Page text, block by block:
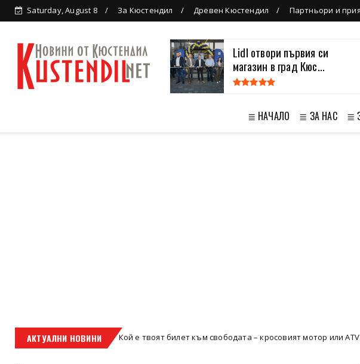
Saturday, August 8 За Кюстендил Древен Кюстендил Партньори и
Lidl отвори първия си
магазин в град Кюс...
≣ НАЧАЛО ≣ ЗА НАС ≣
АКТУАЛНИ НОВИНИ
кросов мотор Кой е твоят билет към свободата – кросовият мотор или ATV?